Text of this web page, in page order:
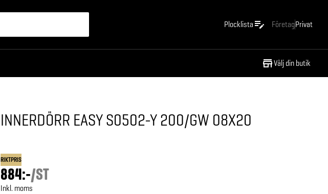
Plocklista FöretagPrivat
Välj din butik
INNERDÖRR EASY S0502-Y 200/GW 08X20
RIKTPRIS
884:-/ST
Inkl. moms